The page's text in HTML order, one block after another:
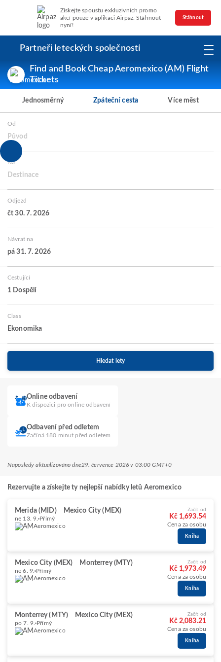
Získejte spoustu exkluzivních promo
akcí pouze v aplikaci Airpaz. Stáhnout
nyní!
Stáhnout
Partneři leteckých společností
Find and Book Cheap Aeromexico (AM) Flight
Tickets
Jednosměrný Zpáteční cesta Více měst
Od
Původ
Na
Destinace
Odjezd
čt 30. 7. 2026
Návrat na
pá 31. 7. 2026
Cestující
1 Dospělí
Class
Ekonomika
Hledat lety
Online odbavení
K dispozici pro online odbavení
Odbavení před odletem
Začíná 180 minut před odletem
Naposledy aktualizováno dne29. července 2026 v 03:00 GMT+0
Rezervujte a získejte ty nejlepší nabídky letů Aeromexico
Merida (MID) Mexico City (MEX)
ne 13. 9. Přímý
Aeromexico
Začít od
Kč 1,693.54
Cena za osobu
Kniha
Mexico City (MEX) Monterrey (MTY)
ne 6. 9. Přímý
Aeromexico
Začít od
Kč 1,973.49
Cena za osobu
Kniha
Monterrey (MTY) Mexico City (MEX)
po 7. 9. Přímý
Aeromexico
Začít od
Kč 2,083.21
Cena za osobu
Kniha